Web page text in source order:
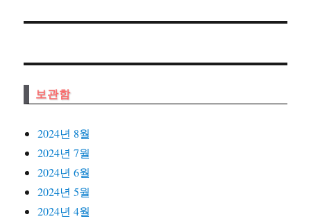
보관함
2024년 8월
2024년 7월
2024년 6월
2024년 5월
2024년 4월